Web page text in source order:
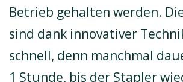
Betrieb gehalten werden.
sind dank innovativer
schnell, denn manchmal
1 Stunde, bis der Stapler